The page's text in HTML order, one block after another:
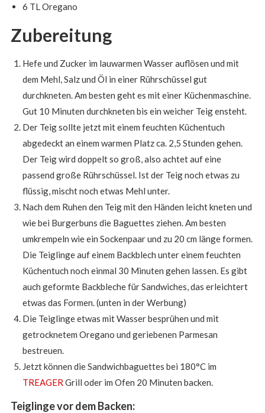
6 TLOregano
Zubereitung
Hefe und Zucker im lauwarmen Wasser auflösen und mit
dem Mehl, Salz und Öl in einer Rührschüssel gut
durchkneten. Am besten geht es mit einer Küchenmaschine.
Gut 10 Minuten durchkneten bis ein weicher Teig ensteht.
Der Teig sollte jetzt mit einem feuchten Küchentuch
abgedeckt an einem warmen Platz ca. 2,5 Stunden gehen.
Der Teig wird doppelt so groß, also achtet auf eine
passend große Rührschüssel. Ist der Teig noch etwas zu
flüssig, mischt noch etwas Mehl unter.
Nach dem Ruhen den Teig mit den Händen leicht kneten und
wie bei Burgerbuns die Baguettes ziehen. Am besten
umkrempeln wie ein Sockenpaar und zu 20 cm länge formen.
Die Teiglinge auf einem Backblech unter einem feuchten
Küchentuch noch einmal 30 Minuten gehen lassen. Es gibt
auch geformte Backbleche für Sandwiches, das erleichtert
etwas das Formen. (unten in der Werbung)
Die Teiglinge etwas mit Wasser besprühen und mit
getrocknetem Oregano und geriebenen Parmesan
bestreuen.
Jetzt können die Sandwichbaguettes bei 180°C im
TREAGER Grill oder im Ofen 20 Minuten backen.
Teiglinge vor dem Backen: